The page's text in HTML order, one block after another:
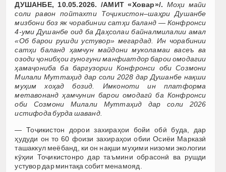
ДУШАНБЕ, 10.05.2026. /АМИТ «Ховар»/. Моҳи майи
соли равон пойтахти Тоҷикистон–шаҳри Душанбе
мизбони боз як чорабинии сатҳи баланд — Конфронси
4-уми Душанбе оид ба Даҳсолаи байналмилалии амал
«Об барои рушди устувор» мегардад. Ин чорабинии
сатҳи баланд ҳамчун майдони муколамаи васеъ ва
озоди ҷонибҳои гуногуни манфиатдор барои омодагии
ҳамаҷониба ба баргузории Конфронси оби Созмони
Милали Муттаҳид дар соли 2028 дар Душанбе нақши
муҳим хоҳад бозид. Имконоти ин платформа
метавонанд ҳамчунин барои омодагӣ ба Конфронси
оби Созмони Милали Муттаҳид дар соли 2026
истифода бурда шаванд.
— Тоҷикистон дорои захираҳои бойи обӣ буда, дар
ҳудуди он то 60 фоизи захираҳои обии Осиёи Марказӣ
ташаккул меёбанд, ки он нақши муҳими низоми экологии
кӯҳии Тоҷикистонро дар таъмини обрасонӣ ва рушди
устувор дар минтақа собит менамояд.